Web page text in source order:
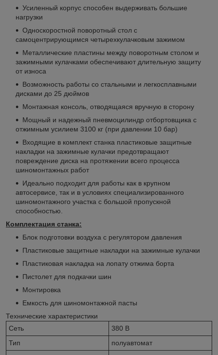
Усиленный корпус способен выдерживать большие
нагрузки
Односкоростной поворотный стол с
самоцентрирующимся четырехкулачковым зажимом
Металлические пластины между поворотным столом и
зажимными кулачками обеспечивают длительную защиту
от износа
Возможность работы со стальными и легкосплавными
дисками до 25 дюймов
Монтажная консоль, отводящаяся вручную в сторону
Мощный и надежный пневмоцилиндр отбортовщика с
отжимным усилием 3100 кг (при давлении 10 бар)
Входящие в комплект станка пластиковые защитные
накладки на зажимные кулачки предотвращают
повреждение диска на протяжении всего процесса
шиномонтажных работ
Идеально подходит для работы как в крупном
автосервисе, так и в условиях специализированного
шиномонтажного участка с большой пропускной
способностью.
Комплектация станка:
Блок подготовки воздуха с регулятором давления
Пластиковые защитные накладки на зажимные кулачки
Пластиковая накладка на лопату отжима борта
Пистолет для подкачки шин
Монтировка
Емкость для шиномонтажной пасты
Технические характеристики
Сеть
380 В
Тип
полуавтомат